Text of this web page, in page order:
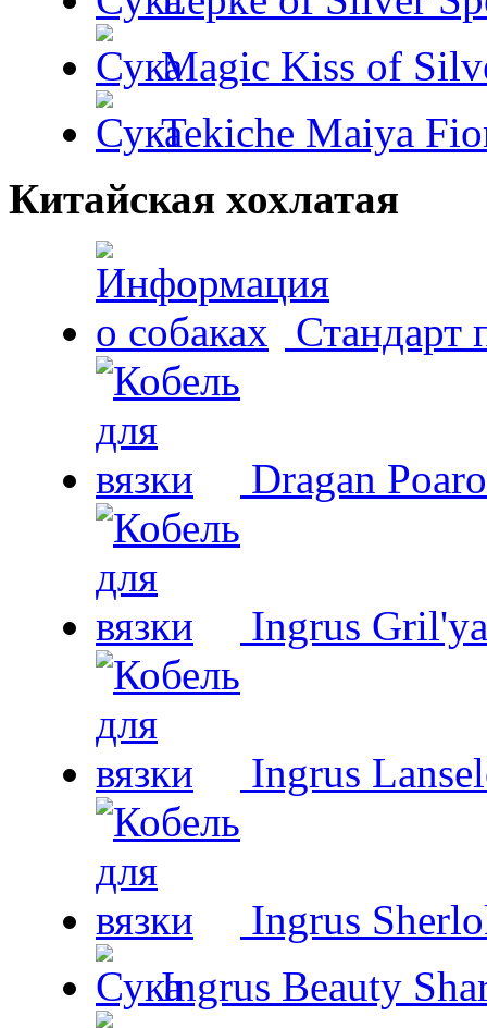
Magic Kiss of
Tekiche Maiya
Китайская хохлатая
Dragan
Ingrus
Ingrus
Ingrus
Ingrus Beauty